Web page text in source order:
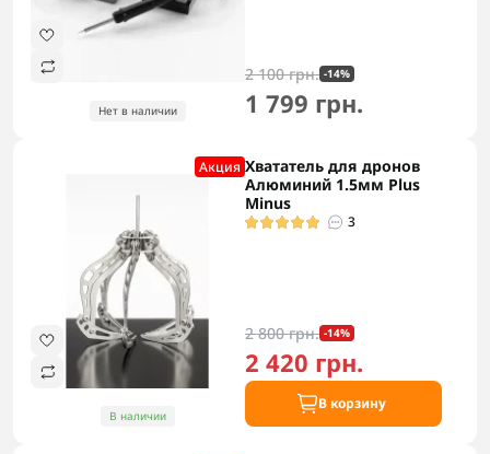
Нет в наличии
2 100 грн. -14%
1 799 грн.
Акция
В наличии
Хвататель для дронов
Алюминий 1.5мм Plus
Minus
3
2 800 грн. -14%
2 420 грн.
В корзину